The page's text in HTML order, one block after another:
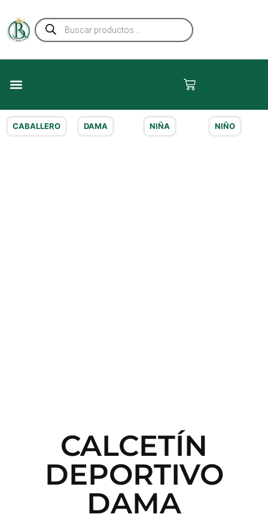
contenido
Búsqueda
de
productos
Carrito
CABALLERO DAMA​ NIÑA​ NIÑO
CALCETÍN
DEPORTIVO
DAMA